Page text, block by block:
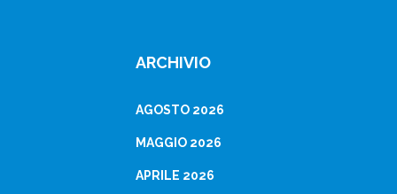
ARCHIVIO
AGOSTO 2026
MAGGIO 2026
APRILE 2026